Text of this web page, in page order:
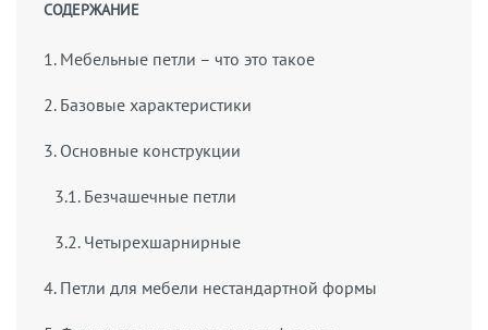
СОДЕРЖАНИЕ
1. Мебельные петли – что это такое
2. Базовые характеристики
3. Основные конструкции
3.1. Безчашечные петли
3.2. Четырехшарнирные
4. Петли для мебели нестандартной формы